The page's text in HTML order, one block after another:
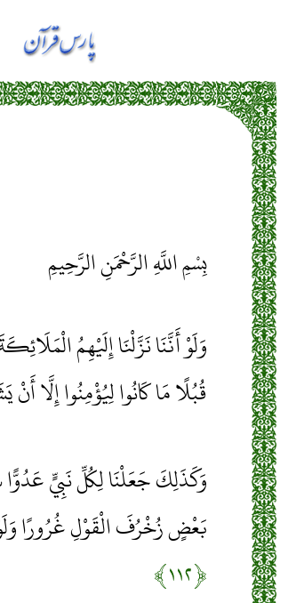
بِسْمِ اللَّهِ الرَّحْمَنِ الرَّحِيمِ
وَلَوْ أَنَّنَا نَزَّلْنَا إِلَيْهِمُ
قُبُلًا مَا كَانُوا لِيُؤْمِنُوا إِلَّا
وَكَذَلِكَ جَعَلْنَا لِكُلِّ نَبِيٍّ
بَعْضٍ زُخْرُفَ الْقَوْلِ غُرُورًا
﴿۱۱۲﴾